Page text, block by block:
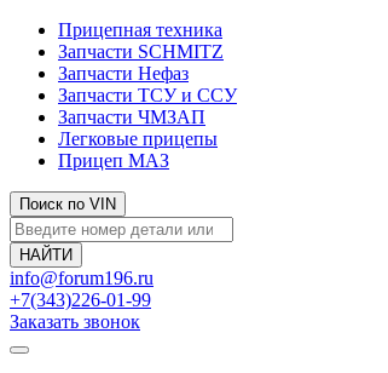
Прицепная техника
Запчасти SCHMITZ
Запчасти Нефаз
Запчасти ТСУ и ССУ
Запчасти ЧМЗАП
Легковые прицепы
Прицеп МАЗ
Поиск по VIN
info@forum196.ru
+7(343)226-01-99
Заказать звонок